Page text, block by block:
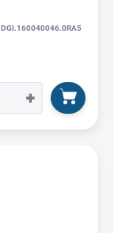
DGI.160040046.0RA5
+